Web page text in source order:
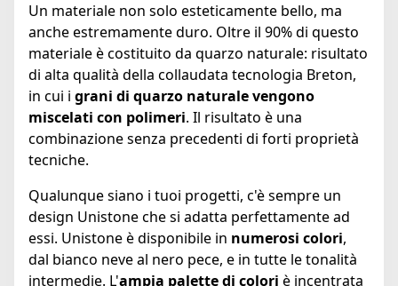
Un materiale non solo esteticamente bello, ma
anche estremamente duro. Oltre il 90% di questo
materiale è costituito da quarzo naturale: risultato
di alta qualità della collaudata tecnologia Breton,
in cui i grani di quarzo naturale vengono
miscelati con polimeri. Il risultato è una
combinazione senza precedenti di forti proprietà
tecniche.
Qualunque siano i tuoi progetti, c'è sempre un
design Unistone che si adatta perfettamente ad
essi. Unistone è disponibile in numerosi colori,
dal bianco neve al nero pece, e in tutte le tonalità
intermedie. L'ampia palette di colori è incentrata